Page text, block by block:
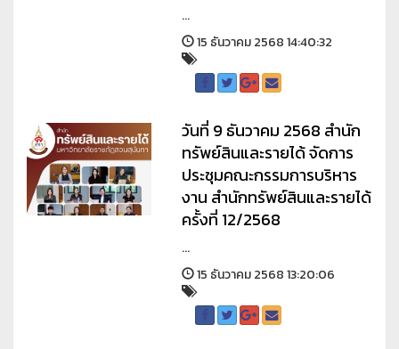
...
15 ธันวาคม 2568 14:40:32
วันที่ 9 ธันวาคม 2568 สำนัก
ทรัพย์สินและรายได้ จัดการ
ประชุมคณะกรรมการบริหาร
งาน สำนักทรัพย์สินและรายได้
ครั้งที่ 12/2568
...
15 ธันวาคม 2568 13:20:06